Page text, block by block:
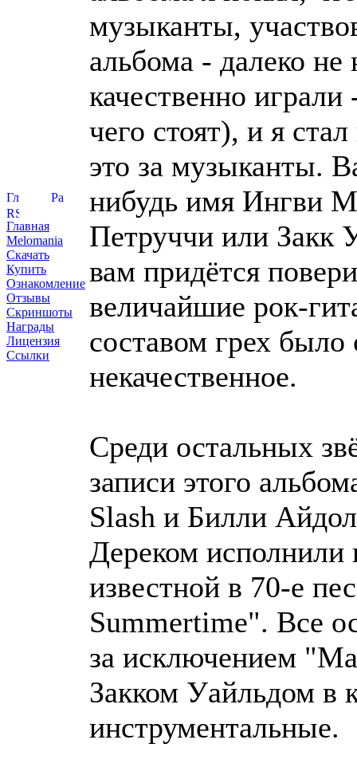
Главная
Melomania
Скачать
Купить
Ознакомление
Отзывы
Скриншоты
Награды
Лицензия
Ссылки
музыканты,
альбома - далеко
качественно
чего стоят), и я
это за музыканты.
нибудь имя Ингви
Петруччи или Закк
вам придётся
величайшие рок-
составом грех было
некачественное.
Среди остальных
записи этого
Slash и Билли
Дереком исполнили
известной в 70-е
Summertime". Все
за исключением
Закком Уайльдом в
инструментальные.